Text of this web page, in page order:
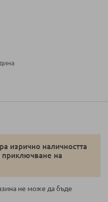
изрично наличността
приключване на
не може да бъде